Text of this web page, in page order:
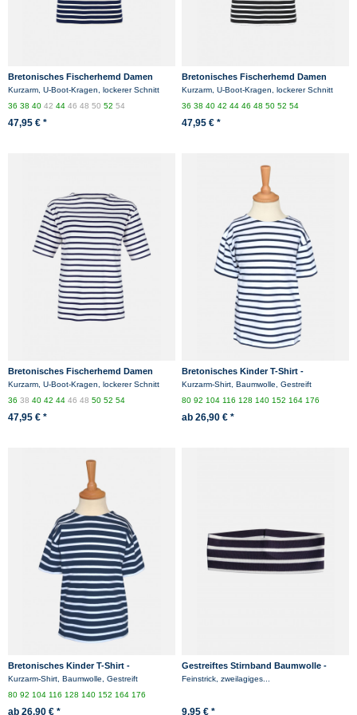
Bretonisches Fischerhemd Damen
Kurzarm - blau/ecrugestreift
Kurzarm, U-Boot-Kragen, lockerer Schnitt
36384042444648505254
47,95 € *
Bretonisches Fischerhemd Damen
Kurzarm - blau/weissgestreift
Kurzarm, U-Boot-Kragen, lockerer Schnitt
36384042444648505254
47,95 € *
Bretonisches Fischerhemd Damen
Kurzarm - weiss/blaugestreift
Kurzarm, U-Boot-Kragen, lockerer Schnitt
36384042444648505254
47,95 € *
Bretonisches Kinder T-Shirt -
weiss/blaugestreift
Kurzarm-Shirt, Baumwolle, Gestreift
8092104116128140152164176
ab 26,90 € *
Bretonisches Kinder T-Shirt -
blau/weissgestreift
Kurzarm-Shirt, Baumwolle, Gestreift
8092 104 116 128 140 152 164 176
ab 26,90 € *
Gestreiftes Stirnband Baumwolle -
blau/weissgestreift
Feinstrick, zweilagiges...
9,95 € *